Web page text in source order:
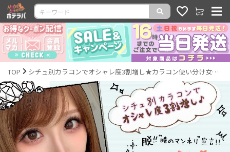
TOP シチュ別カラコンでオシャレ度3割増し★カラコン使い分け女子、増えてます!!｜激安カラコン通販ホテラバ